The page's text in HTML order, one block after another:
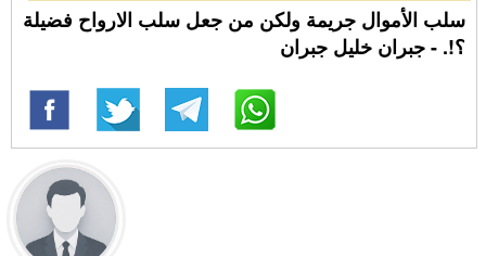
سلب الأموال جريمة ولكن من جعل سلب الارواح فضيلة
؟!. - جبران خليل جبران